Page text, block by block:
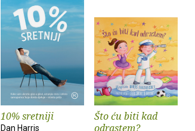
10% sretniji
Dan Harris
Što ću biti kad
odrastem?